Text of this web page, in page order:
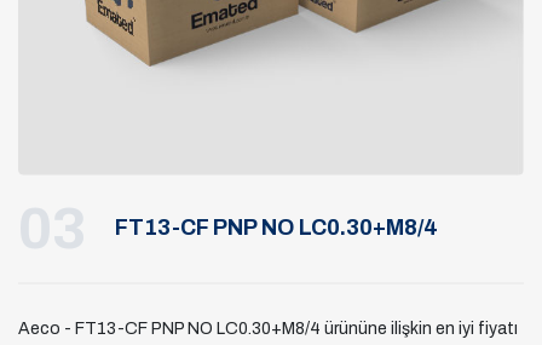
03 FT13-CF PNP NO LC0.30+M8/4
Aeco - FT13-CF PNP NO LC0.30+M8/4 ürününe ilişkin en iyi fiyatı